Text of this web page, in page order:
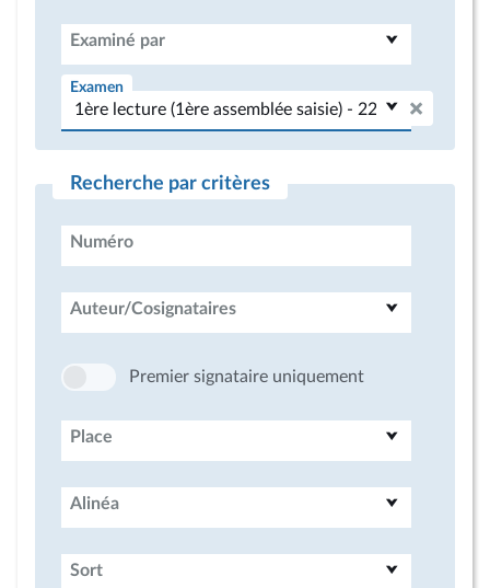
Examiné par
Examen
Recherche par critères
Numéro
Auteur/Cosignataires
Premier signataire uniquement
Place
Alinéa
Sort